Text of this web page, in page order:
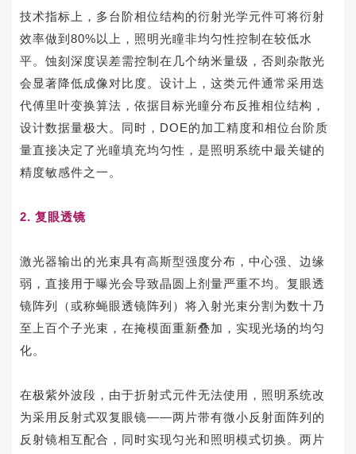
技术指标上，多台阶相位结构的衍射光学元件可将衍射
效率做到80%以上，照明光瞳非均匀性控制在较低水
平。蚀刻深度误差需控制在几个纳米量级，否则杂散光
会显著降低成像对比度。设计上，这类元件通常采用迭
代傅里叶变换算法，依据目标光瞳分布反推相位结构，
设计数据量极大。同时，DOE的加工精度和相位台阶 质
量直接决定了光瞳填充均匀性，是照明系统中最关键的
精度敏感件之一。
2. 复眼透镜
激光器输出的光束具有高斯型强度分布，中心强、边缘
弱，直接用于曝光会导致晶圆上剂量严重不均。复眼透
镜阵列（或称蝇眼透镜阵列）将入射光束分割为数十乃
至上百个子光束，在掩模面重新叠加，实现光场的均匀
化。
在极紫外波段，由于折射式元件无法使用，照明系统改
为采用反射式双复眼镜——两片带有微小反射面阵列的
反射镜相互配合，同时实现匀光和照明模式切换。两片